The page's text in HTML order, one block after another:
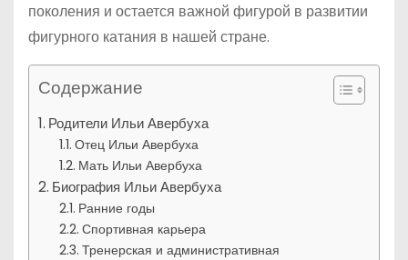
поколения и остается важной фигурой в развитии
фигурного катания в нашей стране.
Содержание
Родители Ильи Авербуха
Отец Ильи Авербуха
Мать Ильи Авербуха
Биография Ильи Авербуха
Ранние годы
Спортивная карьера
Тренерская и административная